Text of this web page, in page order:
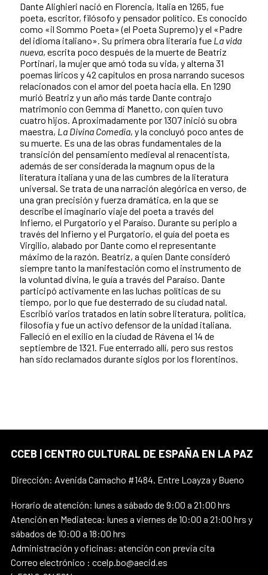
Dante Alighieri nació en Florencia, Italia en 1265, fue
poeta, escritor, filósofo y pensador político. Es conocido
como «il Sommo Poeta» (el Poeta Supremo) y el «Padre
del idioma italiano». Su primera obra literaria fue La vida
nueva, escrita poco después de la muerte de Beatriz
Portinari, la mujer que amó toda su vida, y alterna 31
poemas líricos y 42 capítulos en prosa narrando sucesos
relacionados con el amor del poeta hacia ella. En 1290
murió Beatriz y un año más tarde Dante contrajo
matrimonio con Gemma di Manetto, con quien tuvo
cuatro hijos. Aproximadamente por 1307 inició su obra
maestra, La Divina Comedia, y la concluyó poco antes de
su muerte. Es una de las obras fundamentales de la
transición del pensamiento medieval al renacentista,
además de ser considerada la magnum opus de la
literatura italiana y una de las cumbres de la literatura
universal. Se trata de una narración alegórica en verso, de
una gran precisión y fuerza dramática, en la que se
describe el imaginario viaje del poeta a través del
Infierno, el Purgatorio y el Paraíso. Durante su periplo a
través del Infierno y el Purgatorio, el guía del poeta es
Virgilio, alabado por Dante como el representante
máximo de la razón. Beatriz, a quien Dante consideró
siempre tanto la manifestación como el instrumento de
la voluntad divina, le guía a través del Paraíso. Dante
participó activamente en las luchas políticas de su
tiempo, por lo que fue desterrado de su ciudad natal.
Escribió varios tratados en latín sobre literatura, política,
filosofía y fue un activo defensor de la unidad italiana.
Falleció en el exilio en la ciudad de Rávena el 14 de
septiembre de 1321. Fue enterrado allí, pero sus restos
han sido reclamados durante siglos por los florentinos.
CCEB | CENTRO CULTURAL DE ESPAÑA EN LA PAZ
Dirección: Avenida Camacho #1484. Entre Loayza y Bueno
Horario de atención: lunes a sábado de 9:00 a 21:00 hrs
Atención en Mediateca: lunes a viernes de 10:00 a 21:00 hrs y
sábados de 10:00 a 18:00 hrs
Administración y oficinas: atención con previa cita
Correo electrónico : ccelp.bo@aecid.es